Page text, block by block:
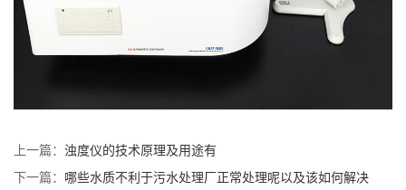
上一篇： 浊度仪的技术原理及用途有
下一篇： 哪些水质不利于污水处理厂正常处理呢以及该如何解决